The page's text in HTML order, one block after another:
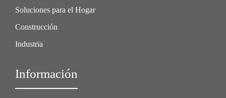
Soluciones para el Hogar
Construcción
Industria
Información